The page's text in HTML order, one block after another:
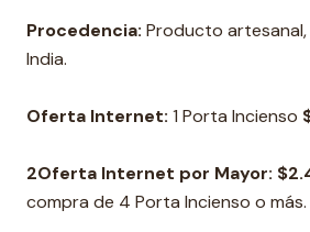
Procedencia: Producto
India.
Oferta Internet: 1 Porta Incienso
2Oferta Internet por Mayor:
compra de 4 Porta Incienso o más.